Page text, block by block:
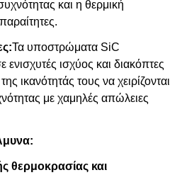
και η θερμική
Τα υποστρώματα SiC
ενισχυτές ισχύος και διακόπτες
ικανότητάς τους να χειρίζονται
με χαμηλές απώλειες
θερμοκρασίας και